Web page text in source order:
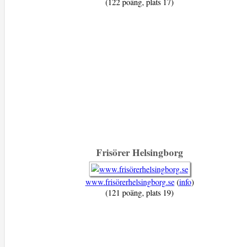
Frisörer Helsingborg
www.frisörerhelsingborg.se(info)
(121 poäng, plats 19)